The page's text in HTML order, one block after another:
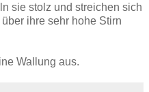
sie stolz und streichen sich
ihre sehr hohe Stirn
Wallung aus.